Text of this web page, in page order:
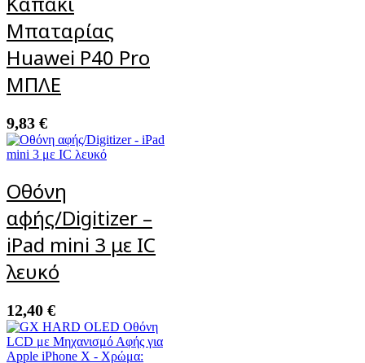
Μπαταρίας
Huawei P40 Pro
ΜΠΛΕ
9,83 €
Οθόνη
αφής/Digitizer –
iPad mini 3 με IC
λευκό
12,40 €